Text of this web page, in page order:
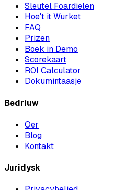
Sleutel Foardielen
Hoe't it Wurket
FAQ
Prizen
Boek in Demo
Scorekaart
ROI Calculator
Dokumintaasje
Bedriuw
Oer
Blog
Kontakt
Juridysk